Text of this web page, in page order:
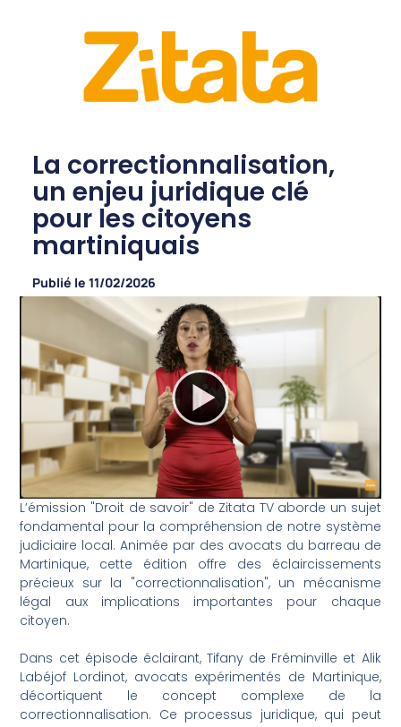
La correctionnalisation,
un enjeu juridique clé
pour les citoyens
martiniquais
Publié le 11/02/2026
L’émission "Droit de savoir" de Zitata TV aborde un sujet
fondamental pour la compréhension de notre système
judiciaire local. Animée par des avocats du barreau de
Martinique, cette édition offre des éclaircissements
précieux sur la "correctionnalisation", un mécanisme
légal aux implications importantes pour chaque
citoyen.
Dans cet épisode éclairant, Tifany de Fréminville et Alik
Labéjof Lordinot, avocats expérimentés de Martinique,
décortiquent le concept complexe de la
correctionnalisation. Ce processus juridique, qui peut